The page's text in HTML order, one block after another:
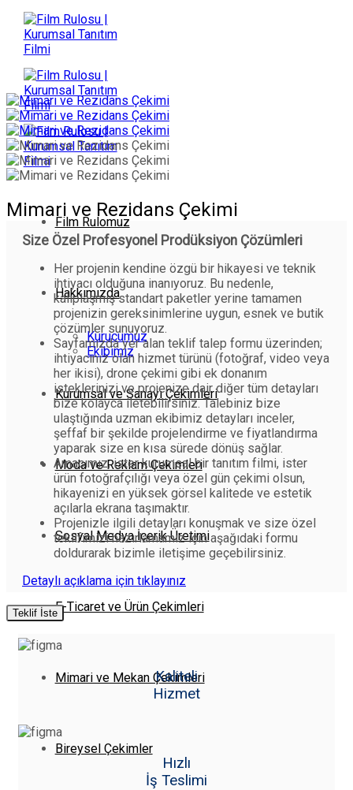
İçeriğe
atla
Film Rulomuz
Hakkımızda
Kurucumuz
Ekibimiz
Kurumsal ve Sanayi Çekimleri
Moda ve Reklam Çekimleri
Sosyal Medya İçerik Üretimi
E-Ticaret ve Ürün Çekimleri
Mimari ve Mekan Çekimleri
Bireysel Çekimler
Mimari ve Rezidans Çekimi
Size Özel Profesyonel Prodüksiyon Çözümleri
Her projenin kendine özgü bir hikayesi ve teknik
ihtiyacı olduğuna inanıyoruz. Bu nedenle,
kalıplaşmış standart paketler yerine tamamen
projenizin gereksinimlerine uygun, esnek ve butik
çözümler sunuyoruz.
Sayfamızda yer alan teklif talep formu üzerinden;
ihtiyacınız olan hizmet türünü (fotoğraf, video veya
her ikisi), drone çekimi gibi ek donanım
isteklerinizi ve projenize dair diğer tüm detayları
bize kolayca iletebilirsiniz. Talebiniz bize
ulaştığında uzman ekibimiz detayları inceler,
şeffaf bir şekilde projelendirme ve fiyatlandırma
yaparak size en kısa sürede dönüş sağlar.
Amacımız; ister kurumsal bir tanıtım filmi, ister
ürün fotoğrafçılığı veya özel gün çekimi olsun,
hikayenizi en yüksek görsel kalitede ve estetik
açılarla ekrana taşımaktır.
Projenizle ilgili detayları konuşmak ve size özel
teklifimizi hazırlamamız için aşağıdaki formu
doldurarak bizimle iletişime geçebilirsiniz.
Detaylı açıklama için tıklayınız
Teklif İste
Kaliteli
Hizmet
Hızlı
İş Teslimi